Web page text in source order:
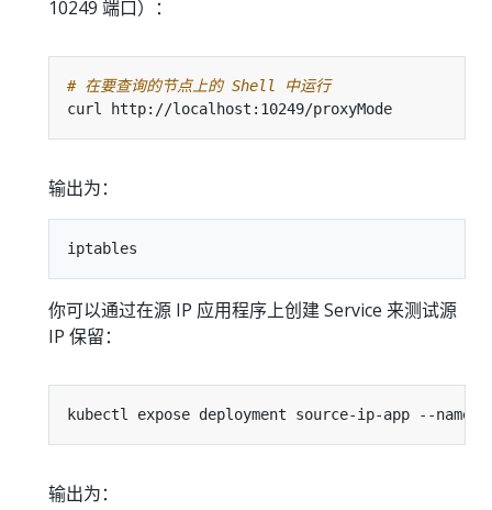
10249 端口）：
# 在要查询的节点上的 Shell 中运行
输出为：
你可以通过在源 IP 应用程序上创建 Service 来测试源
IP 保留：
kubectl expose deployment source-ip-app --name
输出为：